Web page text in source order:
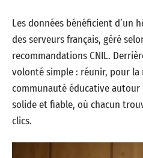
Les données bénéficient d’un
des serveurs français, géré
recommandations CNIL.
volonté simple : réunir, pour
communauté éducative autour
solide et fiable, où chacun
clics.